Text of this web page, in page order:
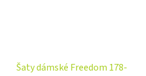
Šaty dámské Freedom 178-